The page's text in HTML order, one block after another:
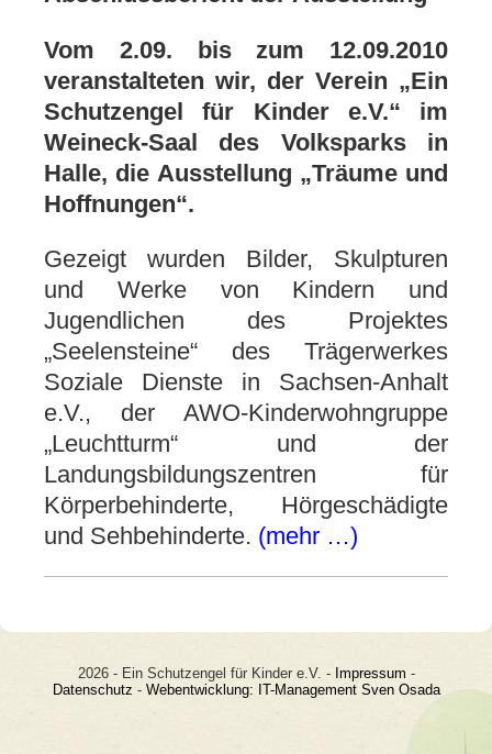
Vom 2.09. bis zum 12.09.2010
veranstalteten wir, der Verein „Ein
Schutzengel für Kinder e.V.“ im
Weineck-Saal des Volksparks in
Halle, die Ausstellung „Träume und
Hoffnungen“.
Gezeigt wurden Bilder, Skulpturen
und Werke von Kindern und
Jugendlichen des Projektes
„Seelensteine“ des Trägerwerkes
Soziale Dienste in Sachsen-Anhalt
e.V., der AWO-Kinderwohngruppe
„Leuchtturm“ und der
Landungsbildungszentren für
Körperbehinderte, Hörgeschädigte
und Sehbehinderte. (mehr …)
2026 - Ein Schutzengel für Kinder e.V. - Impressum -
Datenschutz - Webentwicklung: IT-Management Sven Osada